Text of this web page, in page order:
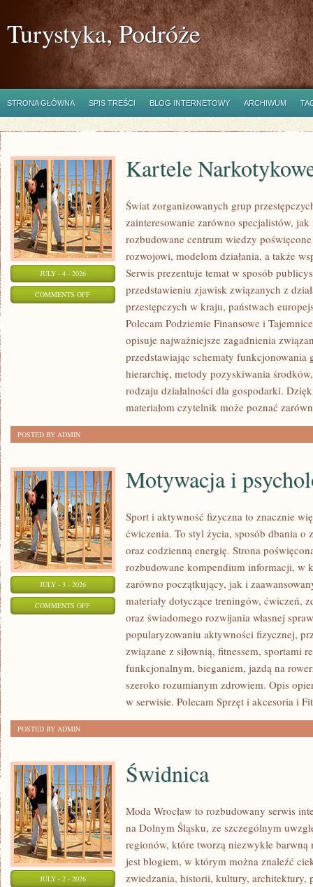
Turystyka, Podróże
STRONA GŁÓWNA SPIS TREŚCI BLOG INTERNETOWY ARCHIWUM
JULY - 4 - 2026
COMMENTS OFFON
NARKOTYKOWE
Kartele
Świat zorganizowanych grup
zainteresowanie zarówno specjalistów,
rozbudowane centrum wiedzy
rozwojowi, modelom działania, a także
Serwis prezentuje temat w sposób
przedstawieniu zjawisk związanych z
przestępczych w kraju, państwach
Polecam Podziemie Finansowe i
opisuje najważniejsze zagadnienia
przedstawiając schematy funkcjonowania
hierarchię, metody pozyskiwania
rodzaju działalności dla gospodarki.
materiałom czytelnik może poznać
POSTED BY ADMIN
JULY - 3 - 2026
COMMENTS OFFON
MOTYWACJA
PSYCHOLOGIA
Motywacja i
Sport i aktywność fizyczna to znacznie
ćwiczenia. To styl życia, sposób dbania o
oraz codzienną energię. Strona
rozbudowane kompendium informacji, w
zarówno początkujący, jak i
materiały dotyczące treningów, ćwiczeń,
oraz świadomego rozwijania własnej
popularyzowaniu aktywności fizycznej,
związane z siłownią, fitnessem, sportami
funkcjonalnym, bieganiem, jazdą na
szeroko rozumianym zdrowiem. Opis
w serwisie. Polecam Sprzęt i akcesoria i
POSTED BY ADMIN
JULY - 2 - 2026
Świdnica
Moda Wrocław to rozbudowany serwis
na Dolnym Śląsku, ze szczególnym
regionów, które tworzą niezwykle barwną
jest blogiem, w którym można znaleźć
zwiedzania, historii, kultury, architektury,